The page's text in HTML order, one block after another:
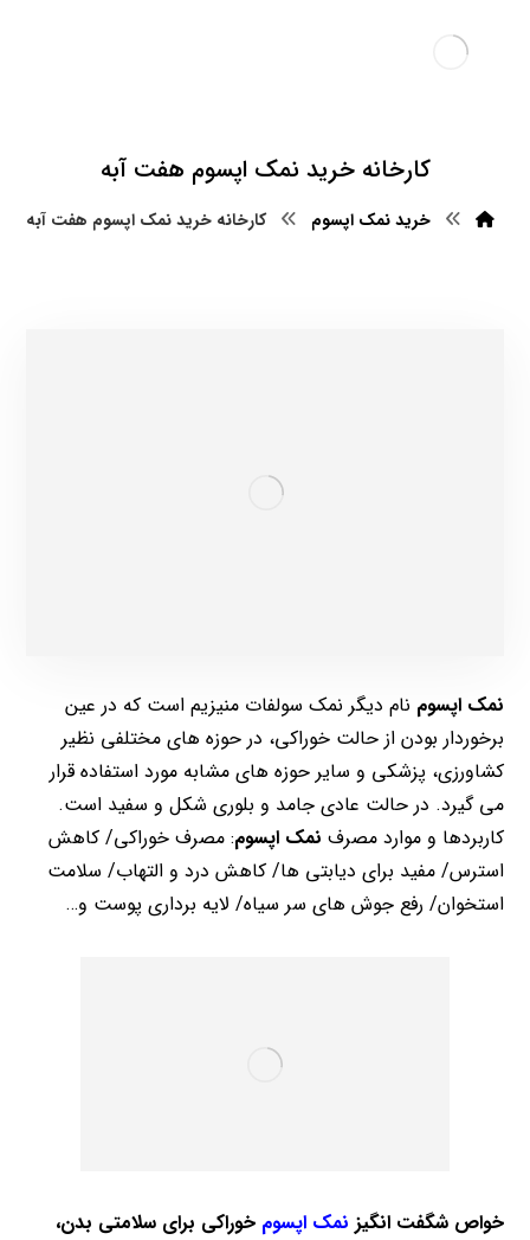
کارخانه خرید نمک اپسوم هفت آبه
خرید نمک اپسوم کارخانه خرید نمک اپسوم هفت آبه
نمک اپسوم نام دیگر نمک سولفات منیزیم است که در عین
برخوردار بودن از حالت خوراکی، در حوزه های مختلفی نظیر
کشاورزی، پزشکی و سایر حوزه های مشابه مورد استفاده قرار
می گیرد. در حالت عادی جامد و بلوری شکل و سفید است.
کاربردها و موارد مصرف نمک اپسوم: مصرف خوراکی/ کاهش
استرس/ مفید برای دیابتی ها/ کاهش درد و التهاب/ سلامت
استخوان/ رفع جوش های سر سیاه/ لایه برداری پوست و…
خواص شگفت انگیز نمک اپسوم خوراکی برای سلامتی بدن،